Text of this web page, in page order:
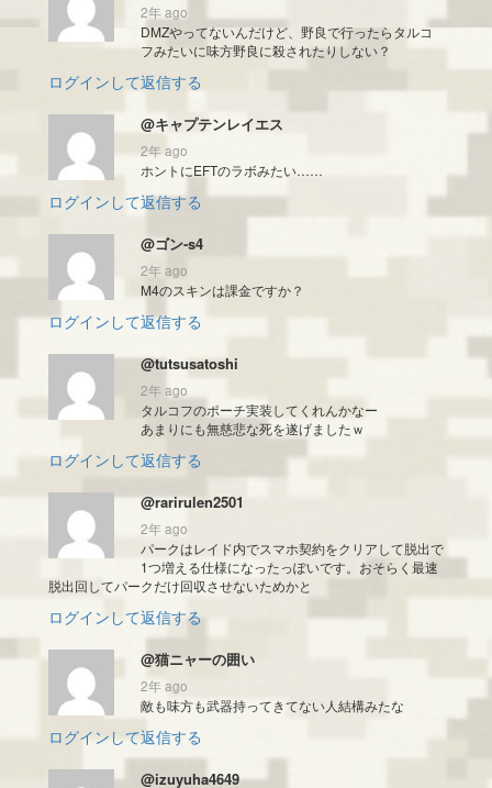
2年 ago
DMZやってないんだけど、野良で行ったらタルコ
フみたいに味方野良に殺されたりしない？
ログインして返信する
@キャプテンレイエス
2年 ago
ホントにEFTのラボみたい……
ログインして返信する
@ゴン-s4
2年 ago
M4のスキンは課金ですか？
ログインして返信する
@tutsusatoshi
2年 ago
タルコフのポーチ実装してくれんかなー
あまりにも無慈悲な死を遂げましたｗ
ログインして返信する
@rarirulen2501
2年 ago
パークはレイド内でスマホ契約をクリアして脱出で
1つ増える仕様になったっぽいです。おそらく最速
脱出回してパークだけ回収させないためかと
ログインして返信する
@猫ニャーの囲い
2年 ago
敵も味方も武器持ってきてない人結構みたな
ログインして返信する
@izuyuha4649